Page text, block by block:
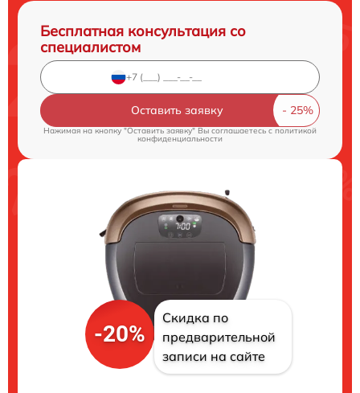
Бесплатная консультация со
специалистом
Оставить заявку
Нажимая на кнопку "Оставить заявку" Вы соглашаетесь cполитикой
конфиденциальности
-20%
Скидка по
предварительной
записи на сайте